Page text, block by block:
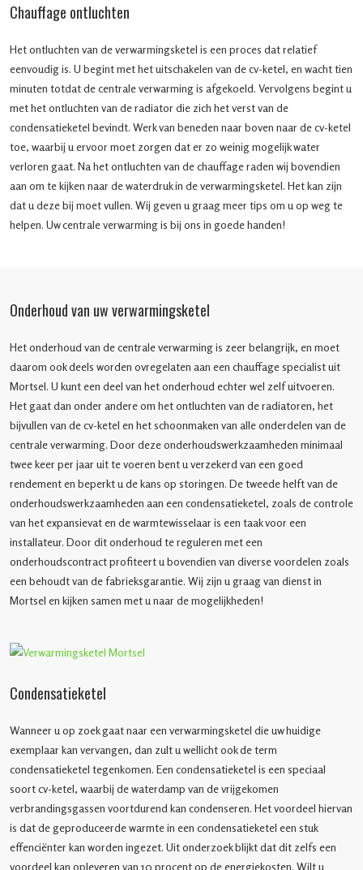
Chauffage ontluchten
Het ontluchten van de verwarmingsketel is een proces dat relatief
eenvoudig is. U begint met het uitschakelen van de cv-ketel, en wacht tien
minuten totdat de centrale verwarming is afgekoeld. Vervolgens begint u
met het ontluchten van de radiator die zich het verst van de
condensatieketel bevindt. Werk van beneden naar boven naar de cv-ketel
toe, waarbij u ervoor moet zorgen dat er zo weinig mogelijk water
verloren gaat. Na het ontluchten van de chauffage raden wij bovendien
aan om te kijken naar de waterdruk in de verwarmingsketel. Het kan zijn
dat u deze bij moet vullen. Wij geven u graag meer tips om u op weg te
helpen. Uw centrale verwarming is bij ons in goede handen!
Onderhoud van uw verwarmingsketel
Het onderhoud van de centrale verwarming is zeer belangrijk, en moet
daarom ook deels worden ovregelaten aan een chauffage specialist uit
Mortsel. U kunt een deel van het onderhoud echter wel zelf uitvoeren.
Het gaat dan onder andere om het ontluchten van de radiatoren, het
bijvullen van de cv-ketel en het schoonmaken van alle onderdelen van de
centrale verwarming. Door deze onderhoudswerkzaamheden minimaal
twee keer per jaar uit te voeren bent u verzekerd van een goed
rendement en beperkt u de kans op storingen. De tweede helft van de
onderhoudswerkzaamheden aan een condensatieketel, zoals de controle
van het expansievat en de warmtewisselaar is een taak voor een
installateur. Door dit onderhoud te reguleren met een
onderhoudscontract profiteert u bovendien van diverse voordelen zoals
een behoudt van de fabrieksgarantie. Wij zijn u graag van dienst in
Mortsel en kijken samen met u naar de mogelijkheden!
Condensatieketel
Wanneer u op zoek gaat naar een verwarmingsketel die uw huidige
exemplaar kan vervangen, dan zult u wellicht ook de term
condensatieketel tegenkomen. Een condensatieketel is een speciaal
soort cv-ketel, waarbij de waterdamp van de vrijgekomen
verbrandingsgassen voortdurend kan condenseren. Het voordeel hiervan
is dat de geproduceerde warmte in een condensatieketel een stuk
effenciënter kan worden ingezet. Uit onderzoek blijkt dat dit zelfs een
voordeel kan opleveren van 10 procent op de energiekosten. Wilt u